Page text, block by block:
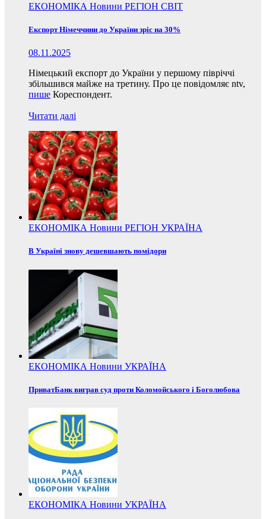
ЕКОНОМІКА Новини РЕГІОН СВІТ
Експорт Німеччини до України зріс на 30%
08.11.2025
Німецький експорт до України у першому півріччі
збільшився майже на третину. Про це повідомляє ntv,
пише Кореспондент.
Читати далі
ЕКОНОМІКА Новини РЕГІОН УКРАЇНА
В Україні знову дешевшають помідори
ЕКОНОМІКА Новини УКРАЇНА
ПриватБанк виграв суд проти Коломойського і Боголюбова
ЕКОНОМІКА Новини УКРАЇНА